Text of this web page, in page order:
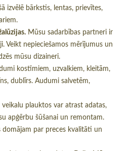
izvēlē bārkstis, lentas, prievītes,
Mūsu sadarbības partneri ir
Veikt nepieciešamos mērījumus un
mūsu dizaineri.
kostīmiem, uzvalkiem, kleitām,
dublīrs. Audumi salvetēm,
veikalu plauktos var atrast adatas,
apģērbu šūšanai un remontam.
par preces kvalitāti un